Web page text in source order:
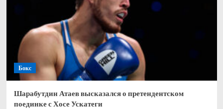
Бокс
Шарабутдин Атаев высказался о претендентском
поединке с Хосе Ускатеги